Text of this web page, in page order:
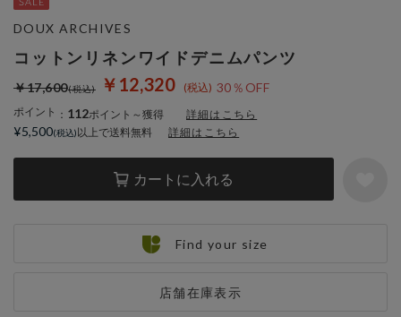
コットンリネンワイドデニムパンツ
￥12,320 30％OFF
￥17,600
ポイント ： 112ポイント～獲得 詳細はこちら
カートに入れる
店舗在庫表示
DOUX ARCHIVES
¥5,500 以上で送料無料 詳細はこちら
Find your size